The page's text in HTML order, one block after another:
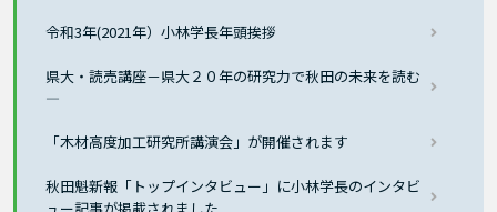
令和3年(2021年）小林学長年頭挨拶
県大・読売講座－県大２０年の研究力で秋田の未来を読む
―
「木材高度加工研究所講演会」が開催されます
秋田魁新報「トップインタビュー」に小林学長のインタビ